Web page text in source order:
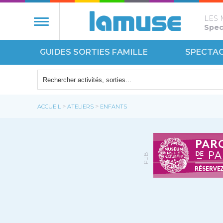
LES
GUIDES SORTIES FAMILLE
ACCUEIL > ATELIERS > ENFANTS
PUB